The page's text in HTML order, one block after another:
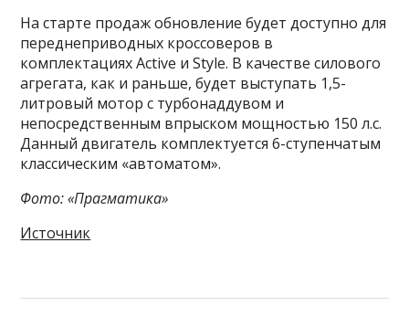
На старте продаж обновление будет доступно для
переднеприводных кроссоверов в
комплектациях Active и Style. В качестве силового
агрегата, как и раньше, будет выступать 1,5-
литровый мотор с турбонаддувом и
непосредственным впрыском мощностью 150 л.с.
Данный двигатель комплектуется 6-ступенчатым
классическим «автоматом».
Фото: «Прагматика»
Источник